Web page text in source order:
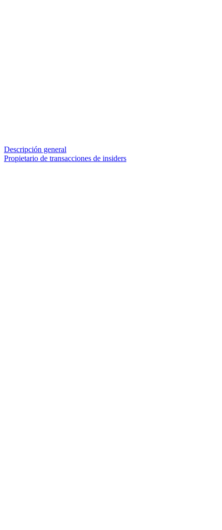
Descripción general
Propietario de transacciones de insiders